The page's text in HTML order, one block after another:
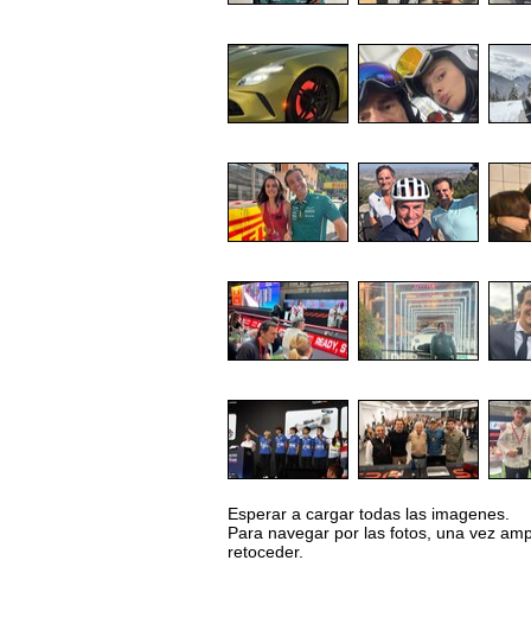
Esperar a cargar todas las imagenes.
Para navegar por las fotos, una vez
retoceder.